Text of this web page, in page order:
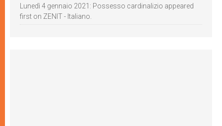
Lunedì 4 gennaio 2021: Possesso cardinalizio appeared
first on ZENIT - Italiano.